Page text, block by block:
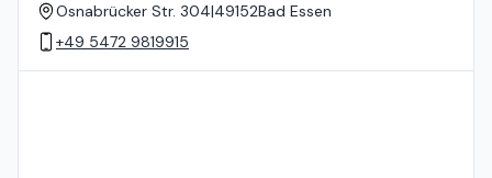
Osnabrücker Str. 304|49152Bad Essen
+49 5472 9819915